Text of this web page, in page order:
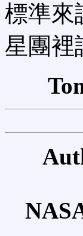
標準來
星團裡